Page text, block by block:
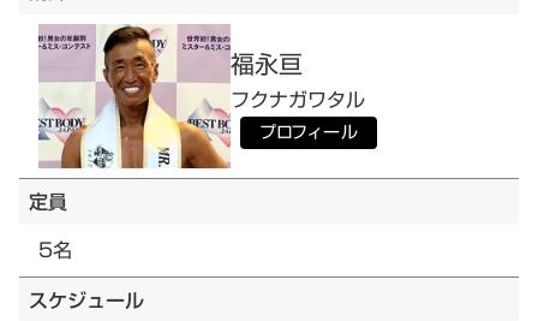
福永亘
フクナガワタル
プロフィール
定員
5名
スケジュール